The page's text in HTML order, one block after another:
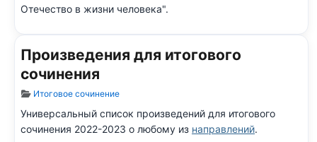
Отечество в жизни человека".
Произведения для итогового
сочинения
Информация о материале
Итоговое сочинение
Универсальный список произведений для итогового
сочинения 2022-2023 о любому из направлений.